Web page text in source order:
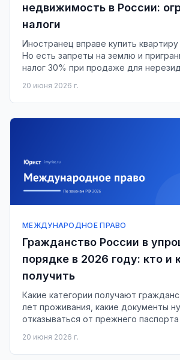
недвижимость в России:
налоги
Иностранец вправе купить
Но есть запреты на землю и
налог 30% при продаже для
20 июня 2026 г.
МЕЖДУНАРОДНОЕ ПРАВО
Гражданство России в
порядке в 2026 году: кто и
получить
Какие категории получают
лет проживания, какие документы
отказываться от прежнего
20 июня 2026 г.